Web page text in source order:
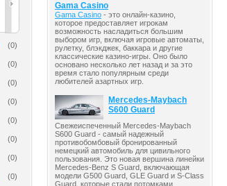
Масла Мост
(0)
(0)
(0)
(0)
(0)
(0)
(0)
(0)
Gama Casino
Gama Casino - это онлайн-казино,
которое предоставляет игрокам
возможность насладиться большим
выбором игр, включая игровые автоматы,
рулетку, блэкджек, баккара и другие
классические казино-игры. Оно было
основано несколько лет назад и за это
время стало популярным среди
любителей азартных игр.
Mercedes-Maybach
S600 Guard
Свежеиспеченный Mercedes-Maybach
S600 Guard - самый надежный
противобомбовый бронированный
немецкий автомобиль для цивильного
пользования. Это новая вершина линейки
Mercedes-Benz S Guard, включающая
модели G500 Guard, GLE Guard и S-Class
Guard, которые стали потомками